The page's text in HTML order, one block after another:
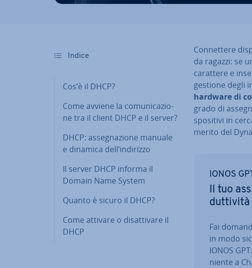
Indice
Cos’è il DHCP?
Come avviene la co­mu­ni­ca­zio­
ne tra il client DHCP e il server?
DHCP: as­se­gna­zio­ne manuale
e dinamica dell‘indirizzo
Il server DHCP informa il
Domain Name System
Quanto è sicuro il DHCP?
Come attivare o di­sat­ti­va­re il
DHCP
Con­net­te­re
da ragazzi: se
carattere e
gestione degli
hardware di
grado di
spo­si­ti­vi in
merito del
IONOS
Il tuo
dut­ti­vi­tà
Fai
in modo
IONOS
nien­te a